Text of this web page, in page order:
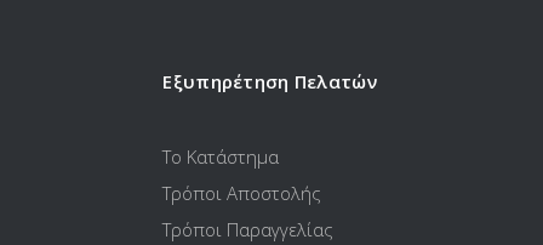
Εξυπηρέτηση Πελατών
Το Κατάστημα
Τρόποι Αποστολής
Τρόποι Παραγγελίας